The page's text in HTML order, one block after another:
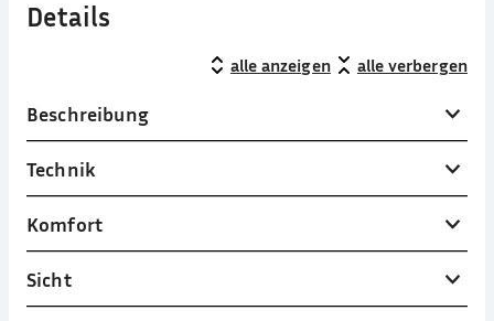
Details
alle anzeigen alle verbergen
Beschreibung
Technik
Komfort
Sicht